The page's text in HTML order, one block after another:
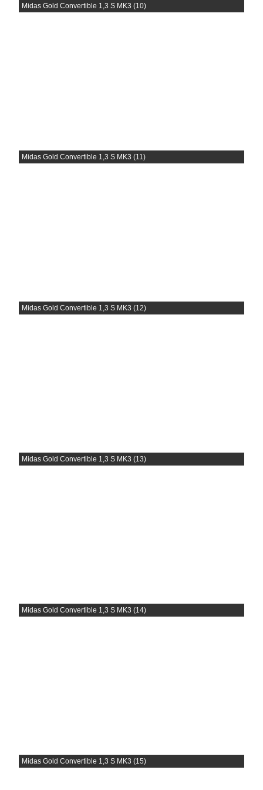
Midas Gold Convertible 1,3 S MK3 (10)
Midas Gold Convertible 1,3 S MK3 (11)
Midas Gold Convertible 1,3 S MK3 (12)
Midas Gold Convertible 1,3 S MK3 (13)
Midas Gold Convertible 1,3 S MK3 (14)
Midas Gold Convertible 1,3 S MK3 (15)